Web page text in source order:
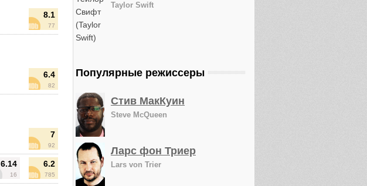
8.1
77
6.4
82
7
92
6.14
16
6.2
785
Taylor Swift
Популярные режиссеры
Стив МакКуин
Steve McQueen
Ларс фон Триер
Lars von Trier